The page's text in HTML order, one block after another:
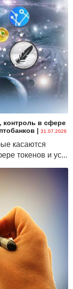
контроль в сфере
| 31.07.2026
касаются
токенов и ус...